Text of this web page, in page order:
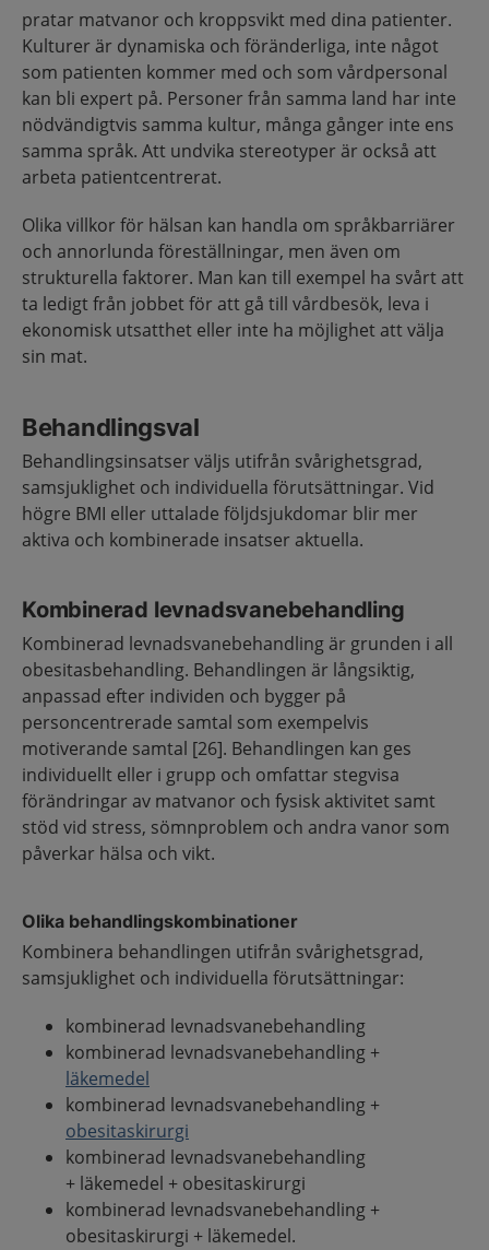
pratar matvanor och kroppsvikt med dina patienter.
Kulturer är dynamiska och föränderliga, inte något
som patienten kommer med och som vårdpersonal
kan bli expert på. Personer från samma land har inte
nödvändigtvis samma kultur, många gånger inte ens
samma språk. Att undvika stereotyper är också att
arbeta patientcentrerat.
Olika villkor för hälsan kan handla om språkbarriärer
och annorlunda föreställningar, men även om
strukturella faktorer. Man kan till exempel ha svårt att
ta ledigt från jobbet för att gå till vårdbesök, leva i
ekonomisk utsatthet eller inte ha möjlighet att välja
sin mat.
Behandlingsval
Behandlingsinsatser väljs utifrån svårighetsgrad,
samsjuklighet och individuella förutsättningar. Vid
högre BMI eller uttalade följdsjukdomar blir mer
aktiva och kombinerade insatser aktuella.
Kombinerad levnadsvanebehandling
Kombinerad levnadsvanebehandling är grunden i all
obesitasbehandling. Behandlingen är långsiktig,
anpassad efter individen och bygger på
personcentrerade samtal som exempelvis
motiverande samtal [26]. Behandlingen kan ges
individuellt eller i grupp och omfattar stegvisa
förändringar av matvanor och fysisk aktivitet samt
stöd vid stress, sömnproblem och andra vanor som
påverkar hälsa och vikt.
Olika behandlingskombinationer
Kombinera behandlingen utifrån svårighetsgrad,
samsjuklighet och individuella förutsättningar:
kombinerad levnadsvanebehandling
kombinerad levnadsvanebehandling +
läkemedel
kombinerad levnadsvanebehandling +
obesitaskirurgi
kombinerad levnadsvanebehandling
+ läkemedel + obesitaskirurgi
kombinerad levnadsvanebehandling +
obesitaskirurgi + läkemedel.